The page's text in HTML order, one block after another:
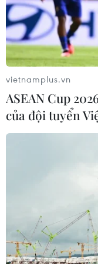
#Nhật Bản #Tokyo
vietnamplus.vn
ASEAN Cup
của đội tuyển